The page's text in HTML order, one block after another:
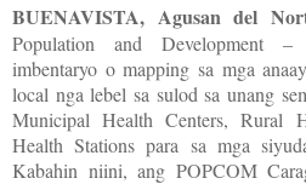
BUENAVISTA, Agusan del
Population and Development –
imbentaryo o mapping sa mga
local nga lebel sa sulod sa unang
Municipal Health Centers, Rural
Health Stations para sa mga
Kabahin niini, ang POPCOM